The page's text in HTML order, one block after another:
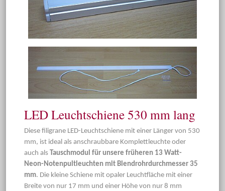
LED Leuchtschiene 530 mm lang
Diese filigrane LED-Leuchtschiene mit einer Länger von 530
mm, ist ideal als anschraubbare Komplettleuchte oder
auch als Tauschmodul für unsere früheren 13 Watt-
Neon-Notenpultleuchten mit Blendrohrdurchmesser 35
mm. Die kleine Schiene mit opaler Leuchtfläche mit einer
Breite von nur 17 mm und einer Höhe von nur 8 mm